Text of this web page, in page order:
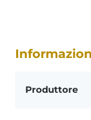
Produttore